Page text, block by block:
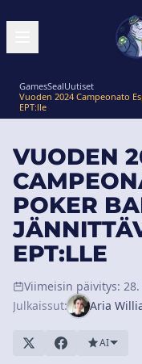
GamesSealUutiset
Vuoden 2024 Campeonato
EPT:lle
VUODEN
POKER
EPT:LLE
Viimeisin päivitys:
Julkaissut:
Aria
AI